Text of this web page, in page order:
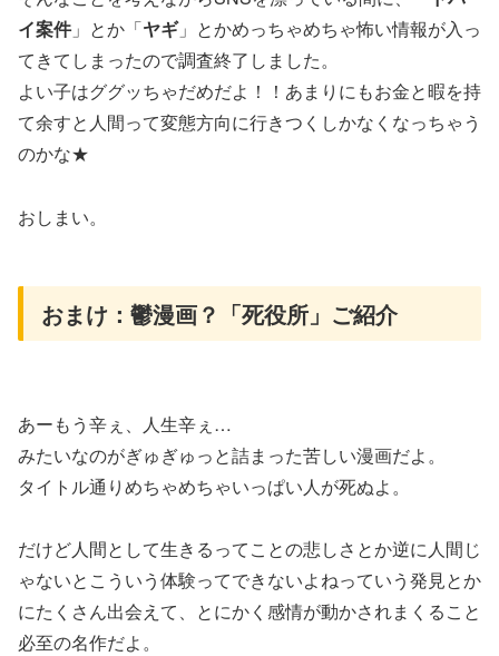
イ案件」とか「ヤギ」とかめっちゃめちゃ怖い情報が入っ
てきてしまったので調査終了しました。
よい子はググッちゃだめだよ！！あまりにもお金と暇を持
て余すと人間って変態方向に行きつくしかなくなっちゃう
のかな★
おしまい。
おまけ：鬱漫画？「死役所」ご紹介
あーもう辛ぇ、人生辛ぇ…
みたいなのがぎゅぎゅっと詰まった苦しい漫画だよ。
タイトル通りめちゃめちゃいっぱい人が死ぬよ。
だけど人間として生きるってことの悲しさとか逆に人間じ
ゃないとこういう体験ってできないよねっていう発見とか
にたくさん出会えて、とにかく感情が動かされまくること
必至の名作だよ。